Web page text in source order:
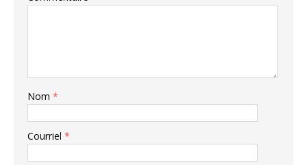
Nom *
Courriel *